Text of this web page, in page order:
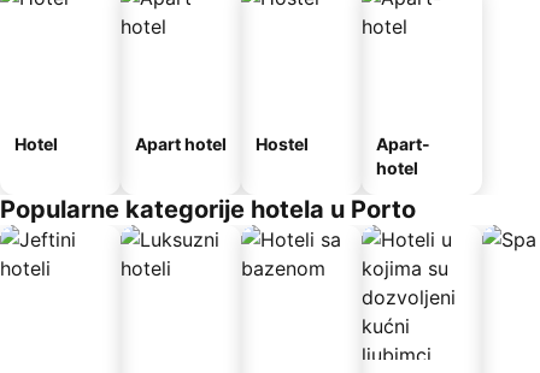
Hotel Apart hotel Hostel
Apart-
hotel
Popularne kategorije hotela u Porto